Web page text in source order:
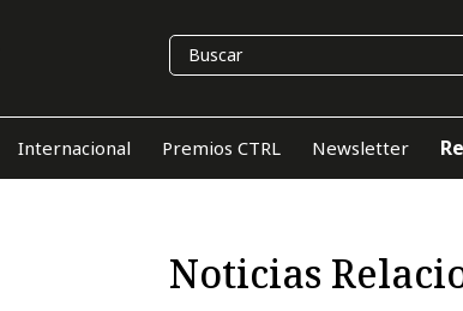
Internacional Premios CTRL Newsletter
Noticias